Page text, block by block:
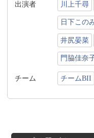
出演者 川上千尋
日下この
井尻晏菜
門脇佳奈
チーム チームBII